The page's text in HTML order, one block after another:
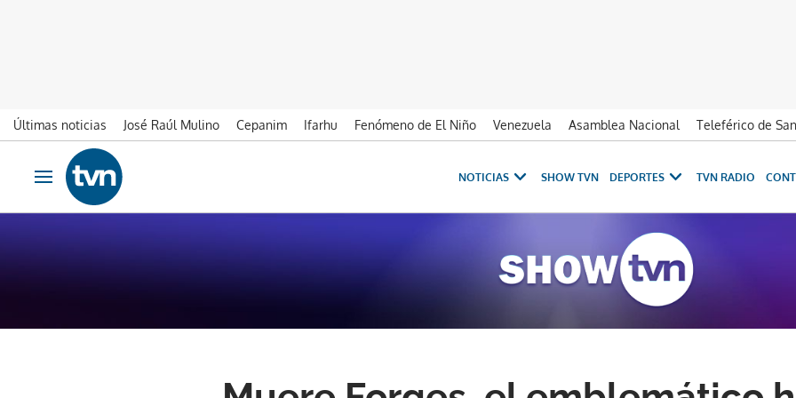
Últimas noticias José Raúl Mulino Cepanim Ifarhu Fenómeno de El Niño Venezuela Asamblea Nacional Teleférico de
Ir al contenido
Obrir navegació
NOTICIAS SHOW TVN DEPORTES TVN RADIO